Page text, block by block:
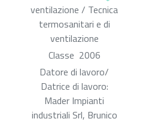
ventilazione / Tecnica
termosanitari e di
ventilazione
Classe 2006
Datore di lavoro/
Datrice di lavoro:
Mader Impianti
industriali Srl, Brunico